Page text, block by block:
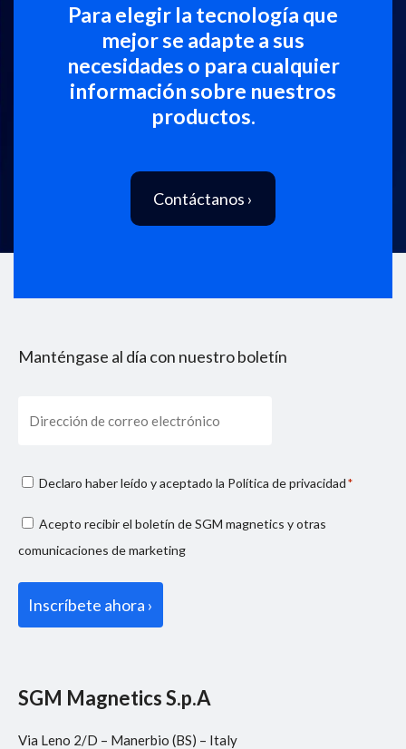
Para elegir la tecnología que
mejor se adapte a sus
necesidades o para cualquier
información sobre nuestros
productos.
Contáctanos ›
Manténgase al día con nuestro boletín
Consenso
*
Declaro haber leído y aceptado la Política de privacidad*
Consenso
marketing
Acepto recibir el boletín de SGM magnetics y otras
comunicaciones de marketing
SGM Magnetics S.p.A
Via Leno 2/D – Manerbio (BS) – Italy